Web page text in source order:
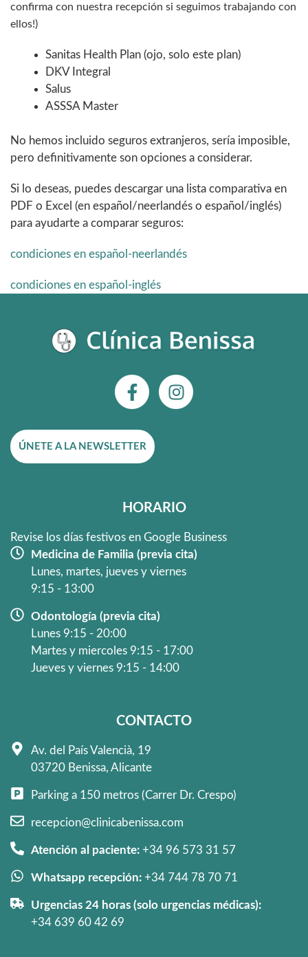
confirma con nuestra recepción si seguimos trabajando con
ellos!)
Sanitas Health Plan (ojo, solo este plan)
DKV Integral
Salus
ASSSA Master
No hemos incluido seguros extranjeros, sería imposible,
pero definitivamente son opciones a considerar.
Si lo deseas, puedes descargar una lista comparativa en
PDF o Excel (en español/neerlandés o español/inglés)
para ayudarte a comparar seguros:
condiciones en español-neerlandés
condiciones en español-inglés
F
a
e
b
o
k
f
I
n
a
ÚNETE A LA NEWSLETTER
HORARIO
Revise los días festivos en Google Business
Medicina de Familia (previa cita)
Lunes, martes, jueves y viernes
9:15 - 13:00
Odontología (previa cita)
Lunes 9:15 - 20:00
Martes y miercoles 9:15 - 17:00
Jueves y viernes 9:15 - 14:00
CONTACTO
Av. del País Valencià, 19
03720 Benissa, Alicante
Parking a 150 metros (Carrer Dr. Crespo)
recepcion@clinicabenissa.com
Atención al paciente: +34 96 573 31 57
Whatsapp recepción: +34 744 78 70 71
Urgencias 24 horas (solo urgencias médicas):
+34 639 60 42 69